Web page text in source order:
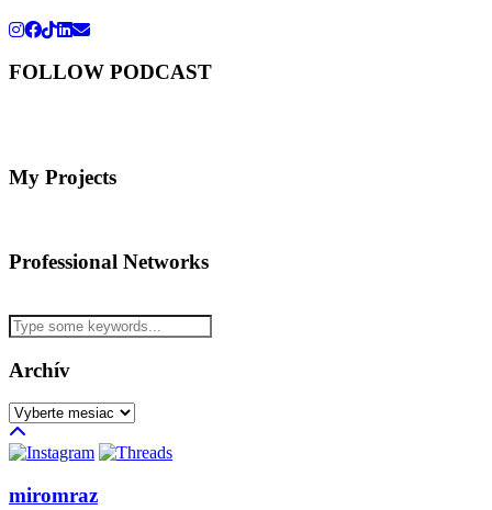
FOLLOW PODCAST
My Projects
Professional Networks
Archív
Archív
miromraz